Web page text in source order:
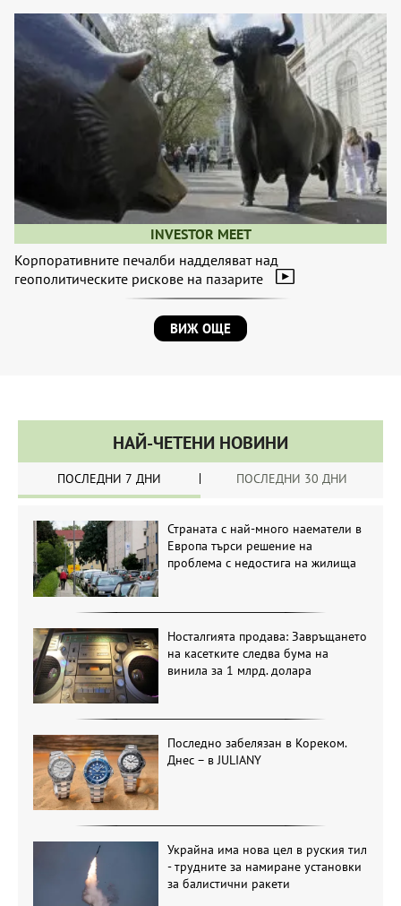
INVESTOR MEET
Корпоративните печалби надделяват над
геополитическите рискове на пазарите
ВИЖ ОЩЕ
НАЙ-ЧЕТЕНИ НОВИНИ
ПОСЛЕДНИ 7 ДНИ ПОСЛЕДНИ 30 ДНИ
Страната с най-много наематели в
Европа търси решение на
проблема с недостига на жилища
Носталгията продава: Завръщането
на касетките следва бума на
винила за 1 млрд. долара
Последно забелязан в Кореком.
Днес – в JULIANY
Украйна има нова цел в руския тил
- трудните за намиране установки
за балистични ракети